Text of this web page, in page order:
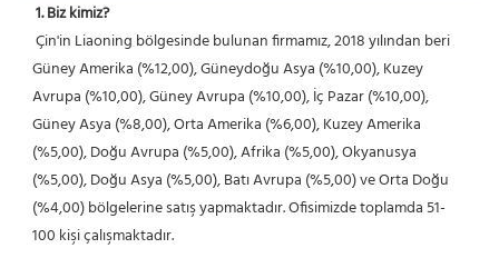
1. Biz kimiz?
Güney Amerika (%12,00), Güneydoğu Asya (%10,00), Kuzey
Avrupa (%10,00), Güney Avrupa (%10,00), İç Pazar (%10,00),
Güney Asya (%8,00), Orta Amerika (%6,00), Kuzey Amerika
(%5,00), Doğu Avrupa (%5,00), Afrika (%5,00), Okyanusya
(%5,00), Doğu Asya (%5,00), Batı Avrupa (%5,00) ve Orta Doğu
(%4,00) bölgelerine satış yapmaktadır. Ofisimizde toplamda 51-
100 kişi çalışmaktadır.